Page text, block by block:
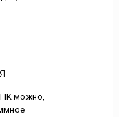
ПК можно,